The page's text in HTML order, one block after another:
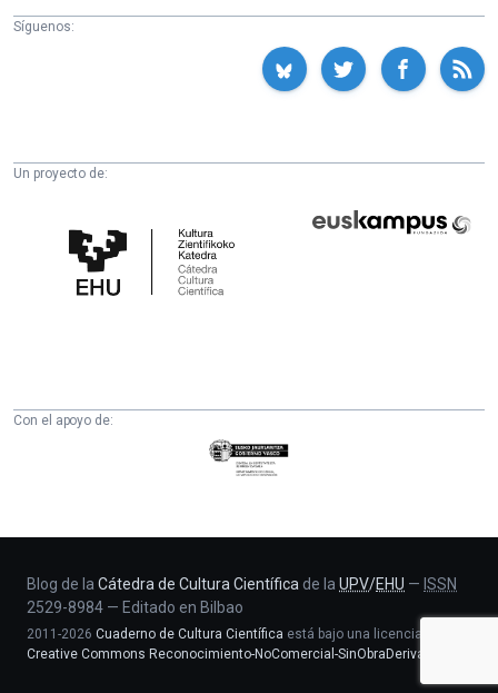
Síguenos:
Un proyecto de:
Cultura
Científica
Fundazioa
Con el apoyo de:
Eusko
Jaurlaritza
eta
Berrikuntza
saila
Blog de la Cátedra de Cultura Científica de la UPV/EHU — ISSN
2529-8984 — Editado en Bilbao
2011-2026 Cuaderno de Cultura Científica está bajo una licencia
Creative Commons Reconocimiento-NoComercial-SinObraDerivada 4.0